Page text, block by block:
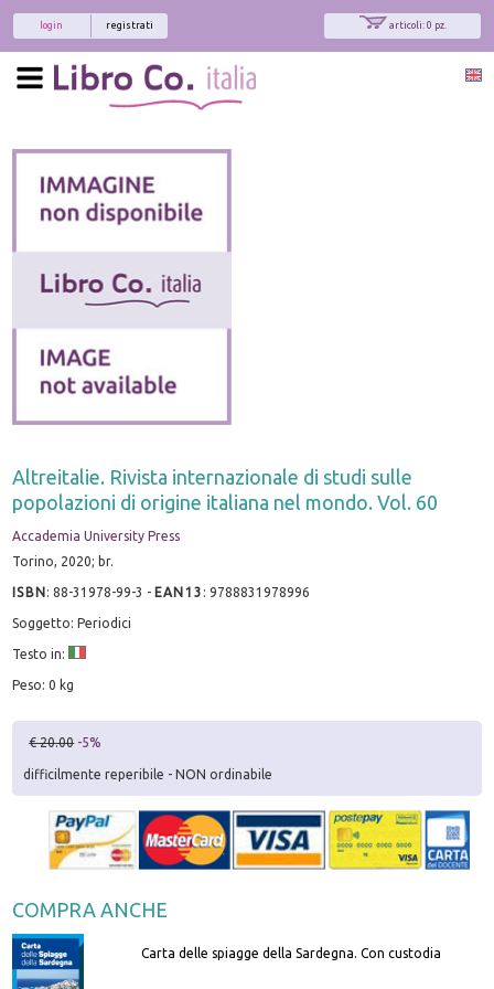
articoli: 0 pz.
registrati
login
Altreitalie. Rivista internazionale di studi sulle
popolazioni di origine italiana nel mondo. Vol. 60
Accademia University Press
Torino, 2020; br.
ISBN:88-31978-99-3 - EAN13 :9788831978996
Soggetto: Periodici
Testo in:
Peso: 0 kg
€ 20.00 -5%
difficilmente reperibile - NON ordinabile
COMPRA ANCHE
Carta delle spiagge della Sardegna. Con custodia